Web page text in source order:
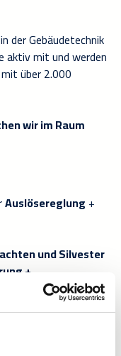
der Gebäudetechnik
aktiv mit und werden
über 2.000
wir im Raum
Auslösereglung +
und Silvester
+
nach VDI)